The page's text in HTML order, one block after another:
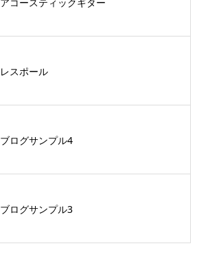
レスポール
ブログサンプル4
ブログサンプル3